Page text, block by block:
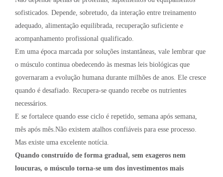
sofisticados. Depende, sobretudo, da interação entre treinamento
adequado, alimentação equilibrada, recuperação suficiente e
acompanhamento profissional qualificado.
Em uma época marcada por soluções instantâneas, vale lembrar que
o músculo continua obedecendo às mesmas leis biológicas que
governaram a evolução humana durante milhões de anos. Ele cresce
quando é desafiado. Recupera-se quando recebe os nutrientes
necessários.
E se fortalece quando esse ciclo é repetido, semana após semana,
mês após mês.Não existem atalhos confiáveis para esse processo.
Mas existe uma excelente notícia.
Quando construído de forma gradual, sem exageros nem
loucuras, o músculo torna-se um dos investimentos mais